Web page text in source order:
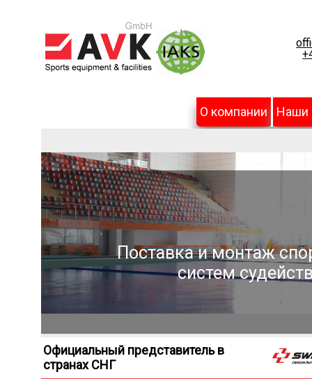
О компании Наши
Поставка и монтаж
систем
Официальный представитель в
странах СНГ